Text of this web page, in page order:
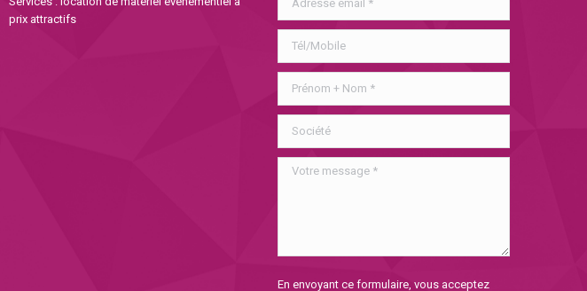
prix attractifs
En envoyant ce formulaire, vous acceptez